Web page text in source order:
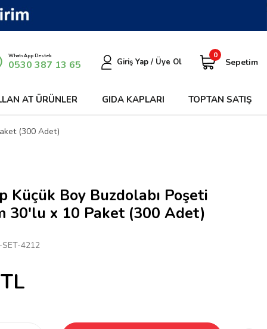
WhatsApp Destek
0530 387 13 65 Giriş Yap / Üye Ol
0
Sepetim
AT ÜRÜNLER GIDA KAPLARI TOPTAN SATIŞ
(300 Adet)
Küçük Boy Buzdolabı Poşeti
30'lu x 10 Paket (300 Adet)
SET-4212
TL